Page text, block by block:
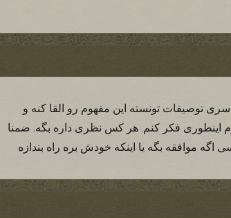
سری توصیفات تونسته این مفهوم رو القا کنه و
اینطوری فکر کنم. هر کس نظری داره بگه. ضمنا
موافقه بگه یا اینکه خودش بره راه بندازه